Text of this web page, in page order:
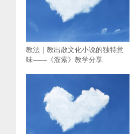
教法｜教出散文化小说的独特意
味——《溜索》教学分享